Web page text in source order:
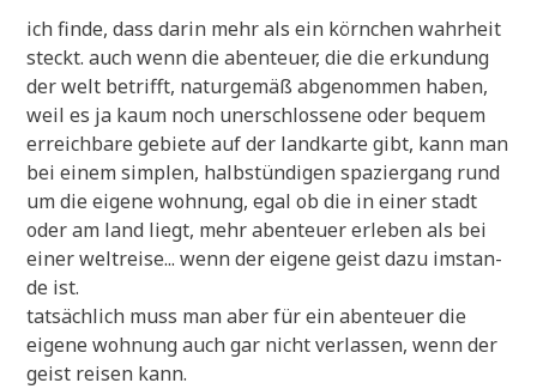
ich fin­de, dass dar­in mehr als ein körn­chen wahr­heit
steckt. auch wenn die aben­teu­er, die die erkun­dung
der welt betrifft, natur­ge­mäß abge­nom­men haben,
weil es ja kaum noch uner­schlos­se­ne oder bequem
erreich­ba­re gebie­te auf der land­kar­te gibt, kann man
bei einem simp­len, halb­stün­di­gen spa­zier­gang rund
um die eige­ne woh­nung, egal ob die in einer stadt
oder am land liegt, mehr aben­teu­er erle­ben als bei
einer welt­rei­se... wenn der eige­ne geist dazu imstan­
de ist.
tat­säch­lich muss man aber für ein aben­teu­er die
eige­ne woh­nung auch gar nicht ver­las­sen, wenn der
geist rei­sen kann.